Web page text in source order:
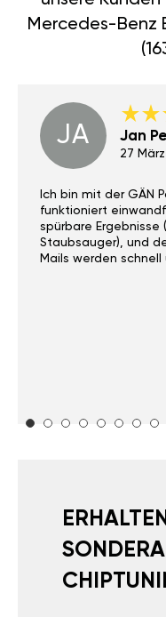
Mercedes-Benz
JA Jan
27
Ich bin mit der GÄN
funktioniert
spürbare
Staubsauger), und
Mails werden